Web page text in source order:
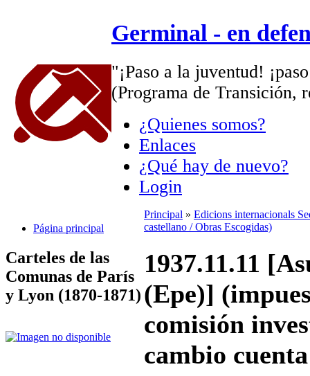
Germinal - en
"¡Paso a la juventud!
(Programa de Transición,
¿Quienes somos?
Enlaces
¿Qué hay de nuevo?
Login
Página principal
Carteles de las
Comunas de París
y Lyon (1870-1871)
Principal » Edicions internacionals
castellano / Obras Escogidas)
1937.11.11
(Epe)]
comisión
cambio